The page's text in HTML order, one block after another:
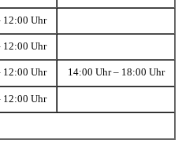
12:00 Uhr
12:00 Uhr
12:00 Uhr 14:00 Uhr – 18:00 Uhr
12:00 Uhr